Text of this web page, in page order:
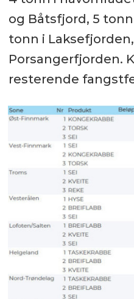
og Båtsfjord, 5
tonn i Laksefjorden,
Porsangerfjorden.
resterende